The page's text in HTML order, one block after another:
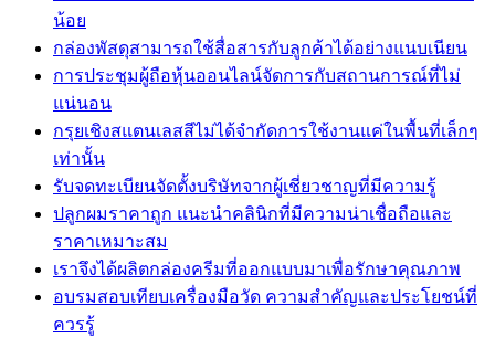
น้อย
กล่องพัสดุสามารถใช้สื่อสารกับลูกค้าได้อย่างแนบเนียน
การประชุมผู้ถือหุ้นออนไลน์จัดการกับสถานการณ์ที่ไม่
แน่นอน
กรุยเชิงสแตนเลสสีไม่ได้จำกัดการใช้งานแค่ในพื้นที่เล็กๆ
เท่านั้น
รับจดทะเบียนจัดตั้งบริษัทจากผู้เชี่ยวชาญที่มีความรู้
ปลูกผมราคาถูก แนะนำคลินิกที่มีความน่าเชื่อถือและ
ราคาเหมาะสม
เราจึงได้ผลิตกล่องครีมที่ออกแบบมาเพื่อรักษาคุณภาพ
อบรมสอบเทียบเครื่องมือวัด ความสำคัญและประโยชน์ที่
ควรรู้